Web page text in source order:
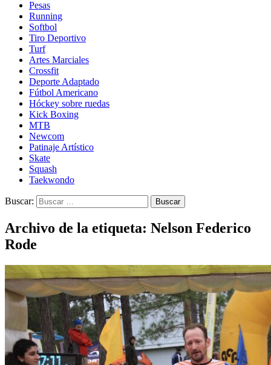
Pesas
Running
Softbol
Tiro Deportivo
Turf
Artes Marciales
Crossfit
Deporte Adaptado
Fútbol Americano
Hóckey sobre ruedas
Kick Boxing
MTB
Newcom
Patinaje Artístico
Skate
Squash
Taekwondo
Buscar:
Archivo de la etiqueta: Nelson Federico
Rode